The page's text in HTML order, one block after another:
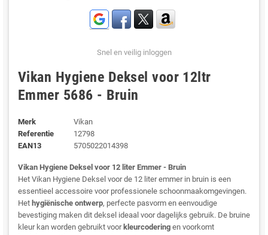
Snel en veilig inloggen
Vikan Hygiene Deksel voor 12ltr
Emmer 5686 - Bruin
Merk
Vikan
Referentie
12798
EAN13
5705022014398
Vikan Hygiene Deksel voor 12 liter Emmer - Bruin
Het Vikan Hygiene Deksel voor de 12 liter emmer in bruin is een
essentieel accessoire voor professionele schoonmaakomgevingen.
Het hygiënische ontwerp, perfecte pasvorm en eenvoudige
bevestiging maken dit deksel ideaal voor dagelijks gebruik. De bruine
kleur kan worden gebruikt voor kleurcodering en voorkomt